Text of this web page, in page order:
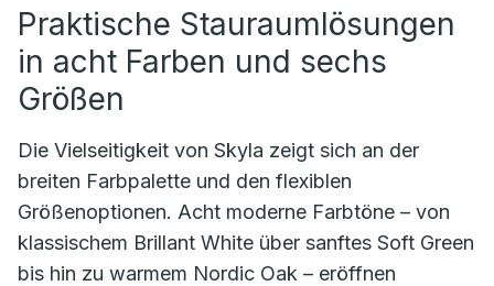
Praktische Stauraumlösungen
in acht Farben und sechs
Größen
Die Vielseitigkeit von Skyla zeigt sich an der
breiten Farbpalette und den flexiblen
Größenoptionen. Acht moderne Farbtöne – von
klassischem Brillant White über sanftes Soft Green
bis hin zu warmem Nordic Oak – eröffnen